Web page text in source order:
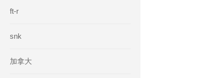
ft-r
snk
加拿大